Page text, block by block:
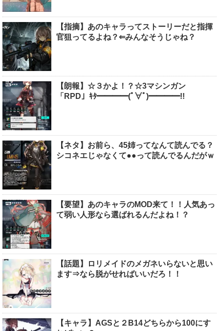
【指摘】あのキャラってストーリーだと指揮
官狙ってるよね？⇐みんなそうじゃね？
【朗報】☆３かよ！？☆3マシンガン
「RPD」ｷﾀ━━━━(ﾟ∀ﾟ)━━━━!!
【ネタ】お前ら、45姉ってなんて読んでる？
シコネエじゃなくて●●って読んでるんだがｗ
【要望】あのキャラのMOD来て！！人気あっ
て弱い人形なら選ばれるんだよね！？
【話題】ロリメイドのメガネいらないと思い
ます⇒なら脱がせればいいだろ！！
【キャラ】AGSと２B14どちらから100にす